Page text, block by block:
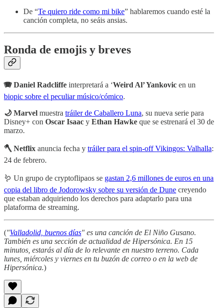
De “Te quiero ride como mi bike” hablaremos cuando esté la
canción completa, no seáis ansias.
Ronda de emojis y breves
🪗 Daniel Radcliffe interpretará a ‘Weird Al’ Yankovic en un
biopic sobre el peculiar músico/cómico.
🌙 Marvel muestra tráiler de Caballero Luna, su nueva serie para
Disney+ con Oscar Isaac y Ethan Hawke que se estrenará el 30 de
marzo.
🪓 Netflix anuncia fecha y tráiler para el spin-off Vikingos: Valhalla:
24 de febrero.
🪱 Un grupo de cryptoflipaos se gastan 2,6 millones de euros en una
copia del libro de Jodorowsky sobre su versión de Dune creyendo
que estaban adquiriendo los derechos para adaptarlo para una
plataforma de streaming.
("Valladolid, buenos días" es una canción de El Niño Gusano.
También es una sección de actualidad de Hipersónica. En 15
minutos, estarás al día de lo relevante en nuestro terreno. Cada
lunes, miércoles y viernes en tu buzón de correo o en la web de
Hipersónica.)